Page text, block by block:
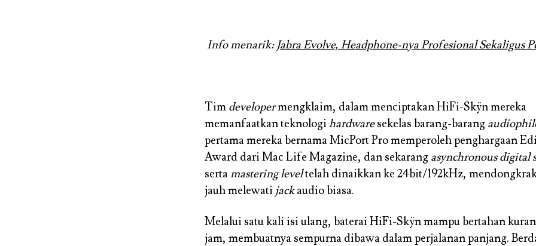
Info menarik: Jabra Evolve, Headphone-nya Profesional Sekaligus
Tim developermengklaim, dalam menciptakan HiFi-Skÿn mereka
memanfaatkan teknologi hardwaresekelas barang-barang
pertama mereka bernama MicPort Pro memperoleh penghargaan
Award dari Mac Life Magazine, dan sekarang asynchronous digital
serta mastering leveltelah dinaikkan ke 24bit/192kHz,
jauh melewati jackaudio biasa.
Melalui satu kali isi ulang, baterai HiFi-Skÿn mampu bertahan
jam, membuatnya sempurna dibawa dalam perjalanan panjang.